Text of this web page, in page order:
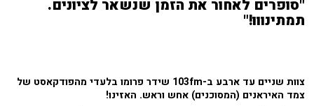
"סופרים לאחור את הזמן שנשאר לציונים.
תמתינווו!"
צוות שניים עד ארבע ב-103fm שידר פרומו בלעדי מהפודקאסט של
צמד האיראנים (המסוכנים) אחש וראש. האזינו!